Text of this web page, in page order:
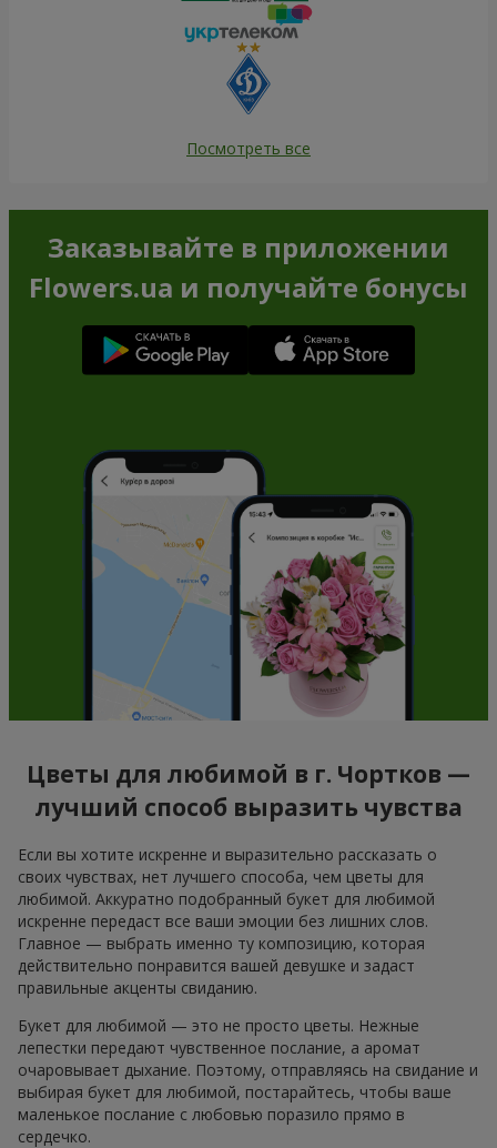
Посмотреть все
Заказывайте в приложении
Flowers.ua и получайте бонусы
Цветы для любимой в г. Чортков —
лучший способ выразить чувства
Если вы хотите искренне и выразительно рассказать о
своих чувствах, нет лучшего способа, чем цветы для
любимой. Аккуратно подобранный букет для любимой
искренне передаст все ваши эмоции без лишних слов.
Главное — выбрать именно ту композицию, которая
действительно понравится вашей девушке и задаст
правильные акценты свиданию.
Букет для любимой — это не просто цветы. Нежные
лепестки передают чувственное послание, а аромат
очаровывает дыхание. Поэтому, отправляясь на свидание и
выбирая букет для любимой, постарайтесь, чтобы ваше
маленькое послание с любовью поразило прямо в
сердечко.